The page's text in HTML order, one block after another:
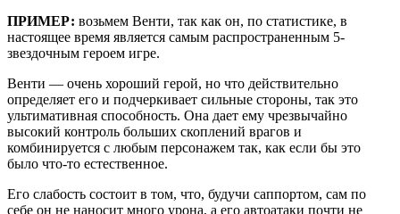
ПРИМЕР: возьмем Венти, так как он, по статистике, в
настоящее время является самым распространенным 5-
звездочным героем игре.
Венти — очень хороший герой, но что действительно
определяет его и подчеркивает сильные стороны, так это
ультимативная способность. Она дает ему чрезвычайно
высокий контроль больших скоплений врагов и
комбинируется с любым персонажем так, как если бы это
было что-то естественное.
Его слабость состоит в том, что, будучи саппортом, сам по
себе он не наносит много урона, а его автоатаки почти не